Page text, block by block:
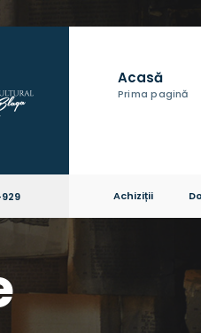
Acasă
Prima pagină
Achiziții